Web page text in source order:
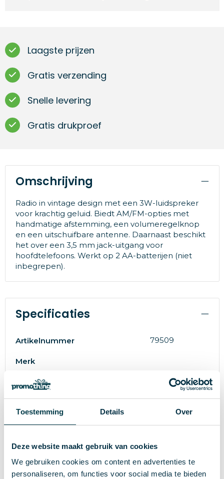
Toestemming Details Over
Deze website maakt gebruik van cookies
We gebruiken cookies om content en advertenties te
personaliseren, om functies voor social media te bieden
Laagste prijzen
Gratis verzending
Snelle levering
Gratis drukproef
Omschrijving
Radio in vintage design met een 3W-luidspreker
voor krachtig geluid. Biedt AM/FM-opties met
handmatige afstemming, een volumeregelknop
en een uitschuifbare antenne. Daarnaast beschikt
het over een 3,5 mm jack-uitgang voor
hoofdtelefoons. Werkt op 2 AA-batterijen (niet
inbegrepen).
Specificaties
Artikelnummer 79509
Merk
Gewicht
Maat S/T
Kleur
Hoogte 12.6 cm
Breedte 3 cm